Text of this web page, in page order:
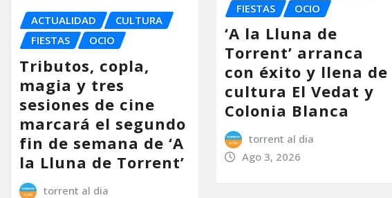
ACTUALIDAD
CULTURA
FIESTAS
OCIO
Tributos, copla,
magia y tres
sesiones de cine
marcará el segundo
fin de semana de ‘A
la Lluna de Torrent’
torrent al dia
FIESTAS
OCIO
‘A la Lluna de
Torrent’ arranca
con éxito y llena de
cultura El Vedat y
Colonia Blanca
torrent al dia
Ago 3, 2026